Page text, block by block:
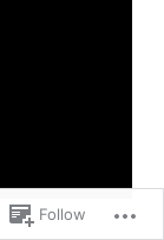
Follow